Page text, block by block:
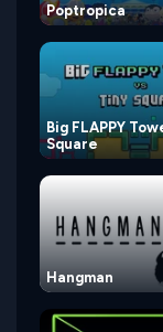
Poptropica
Big FLAPPY
Square
Hangman